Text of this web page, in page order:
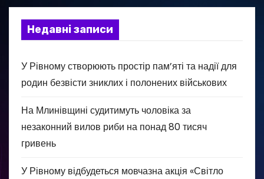
Недавні записи
У Рівному створюють простір пам’яті та надії для
родин безвісти зниклих і полонених військових
На Млинівщині судитимуть чоловіка за
незаконний вилов риби на понад 80 тисяч
гривень
У Рівному відбудеться мовчазна акція «Світло